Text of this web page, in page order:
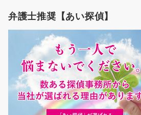
弁護士推奨【あい探偵】